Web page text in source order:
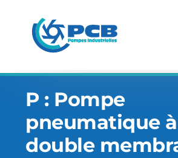
contenu
Accueil
Pompes
P : Pompe
pneumatique à
double